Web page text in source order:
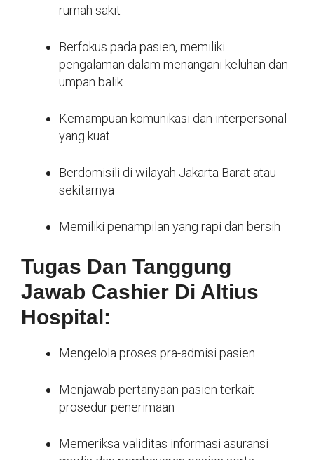
rumah sakit
Berfokus pada pasien, memiliki
pengalaman dalam menangani keluhan dan
umpan balik
Kemampuan komunikasi dan interpersonal
yang kuat
Berdomisili di wilayah Jakarta Barat atau
sekitarnya
Memiliki penampilan yang rapi dan bersih
Tugas Dan Tanggung
Jawab Cashier Di Altius
Hospital:
Mengelola proses pra-admisi pasien
Menjawab pertanyaan pasien terkait
prosedur penerimaan
Memeriksa validitas informasi asuransi